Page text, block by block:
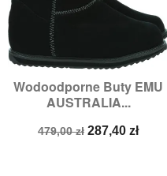
Wodoodporne Buty EMU
AUSTRALIA...
Cena
479,00 zł Cena
287,40 zł